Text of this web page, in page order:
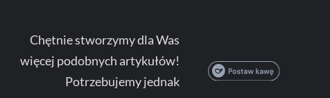
Chętnie stworzymy dla Was
więcej podobnych artykułów!
Potrzebujemy jednak